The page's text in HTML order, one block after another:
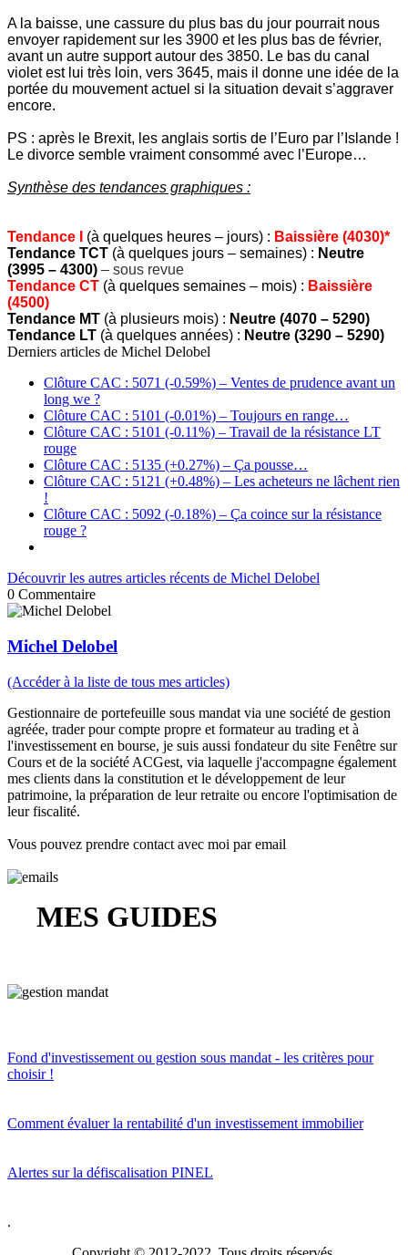
A la baisse, une cassure du plus bas du jour pourrait nous
envoyer rapidement sur les 3900 et les plus bas de février,
avant un autre support autour des 3850. Le bas du canal
violet est lui très loin, vers 3645, mais il donne une idée de la
portée du mouvement actuel si la situation devait s’aggraver
encore.
PS : après le Brexit, les anglais sortis de l’Euro par l’Islande !
Le divorce semble vraiment consommé avec l’Europe…
Synthèse des tendances graphiques :
Tendance I (à quelques heures – jours) : Baissière (4030)*
Tendance TCT (à quelques jours – semaines) : Neutre
(3995 – 4300) – sous revue
Tendance CT (à quelques semaines – mois) : Baissière
(4500)
Tendance MT (à plusieurs mois) : Neutre (4070 – 5290)
Tendance LT (à quelques années) : Neutre (3290 – 5290)
Derniers articles de Michel Delobel
Clôture CAC : 5071 (-0.59%) – Ventes de prudence avant un
long we ?
Clôture CAC : 5101 (-0.01%) – Toujours en range…
Clôture CAC : 5101 (-0.11%) – Travail de la résistance LT
rouge
Clôture CAC : 5135 (+0.27%) – Ça pousse…
Clôture CAC : 5121 (+0.48%) – Les acheteurs ne lâchent rien
!
Clôture CAC : 5092 (-0.18%) – Ça coince sur la résistance
rouge ?
Découvrir les autres articles récents de Michel Delobel
0 Commentaire
Michel Delobel
(Accéder à la liste de tous mes articles)
Gestionnaire de portefeuille sous mandat via une société de gestion
agréée, trader pour compte propre et formateur au trading et à
l'investissement en bourse, je suis aussi fondateur du site Fenêtre sur
Cours et de la société ACGest, via laquelle j'accompagne également
mes clients dans la constitution et le développement de leur
patrimoine, la préparation de leur retraite ou encore l'optimisation de
leur fiscalité.
Vous pouvez prendre contact avec moi par email
MES GUIDES
Fond d'investissement ou gestion sous mandat - les critères pour
choisir !
Comment évaluer la rentabilité d'un investissement immobilier
Alertes sur la défiscalisation PINEL
.